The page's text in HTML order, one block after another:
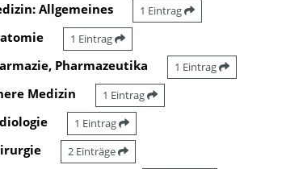
Allgemeines 1 Eintrag
1 Eintrag
Pharmazeutika 1 Eintrag
Medizin 1 Eintrag
1 Eintrag
2 Einträge